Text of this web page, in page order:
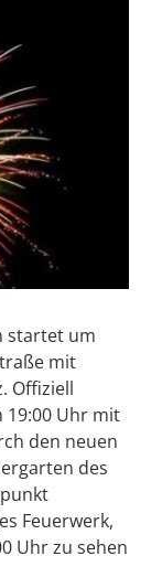
startet um
mit
Offiziell
19:00 Uhr mit
den neuen
des
Feuerwerk,
Uhr zu sehen